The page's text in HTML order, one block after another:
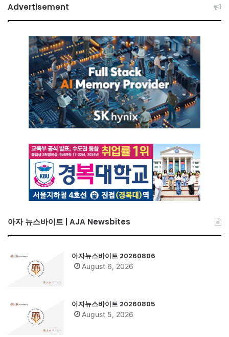
Advertisement
아자 뉴스바이트 | AJA Newsbites
아자뉴스바이트 20260806
August 6, 2026
아자뉴스바이트 20260805
August 5, 2026